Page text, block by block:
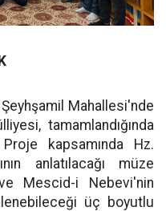
Mahallesi'nde
tamamlandığında
kapsamında Hz.
anlatılacağı müze
Mescid-i Nebevi'nin
üç boyutlu